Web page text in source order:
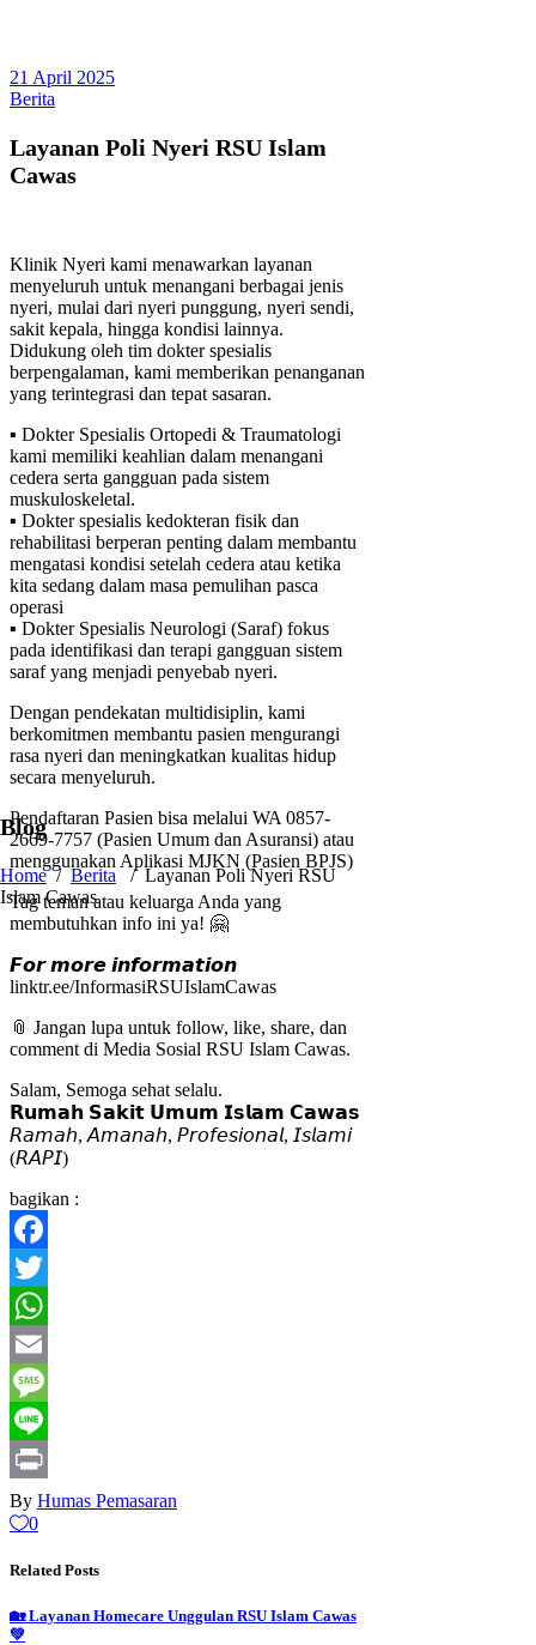
Blog
Home/ Berita / Layanan Poli Nyeri RSU
Islam Cawas
21 April 2025
Berita
Layanan Poli Nyeri RSU Islam
Cawas
Klinik Nyeri kami menawarkan layanan
menyeluruh untuk menangani berbagai jenis
nyeri, mulai dari nyeri punggung, nyeri sendi,
sakit kepala, hingga kondisi lainnya.
Didukung oleh tim dokter spesialis
berpengalaman, kami memberikan penanganan
yang terintegrasi dan tepat sasaran.
▪️ Dokter Spesialis Ortopedi & Traumatologi
kami memiliki keahlian dalam menangani
cedera serta gangguan pada sistem
muskuloskeletal.
▪️ Dokter spesialis kedokteran fisik dan
rehabilitasi berperan penting dalam membantu
mengatasi kondisi setelah cedera atau ketika
kita sedang dalam masa pemulihan pasca
operasi
▪️ Dokter Spesialis Neurologi (Saraf) fokus
pada identifikasi dan terapi gangguan sistem
saraf yang menjadi penyebab nyeri.
Dengan pendekatan multidisiplin, kami
berkomitmen membantu pasien mengurangi
rasa nyeri dan meningkatkan kualitas hidup
secara menyeluruh.
Pendaftaran Pasien bisa melalui WA 0857-
2669-7757 (Pasien Umum dan Asuransi) atau
menggunakan Aplikasi MJKN (Pasien BPJS)
Tag teman atau keluarga Anda yang
membutuhkan info ini ya! 🤗
𝙁𝙤𝙧 𝙢𝙤𝙧𝙚 𝙞𝙣𝙛𝙤𝙧𝙢𝙖𝙩𝙞𝙤𝙣
linktr.ee/InformasiRSUIslamCawas
📎 Jangan lupa untuk follow, like, share, dan
comment di Media Sosial RSU Islam Cawas.
Salam, Semoga sehat selalu.
𝗥𝘂𝗺𝗮𝗵 𝗦𝗮𝗸𝗶𝘁 𝗨𝗺𝘂𝗺 𝗜𝘀𝗹𝗮𝗺 𝗖𝗮𝘄𝗮𝘀
𝘙𝘢𝘮𝘢𝘩, 𝘈𝘮𝘢𝘯𝘢𝘩, 𝘗𝘳𝘰𝘧𝘦𝘴𝘪𝘰𝘯𝘢𝘭, 𝘐𝘴𝘭𝘢𝘮𝘪
(𝘙𝘈𝘗𝘐)
bagikan :
Facebook
Twitter
WhatsApp
Email
Message
Line
Print
By Humas Pemasaran
0
Related Posts
🏡 Layanan Homecare Unggulan RSU Islam Cawas
💚